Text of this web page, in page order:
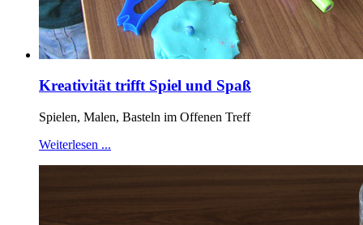
Kreativität trifft Spiel und Spaß
Spielen, Malen, Basteln im Offenen Treff
Weiterlesen ...